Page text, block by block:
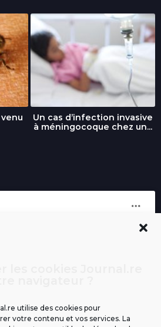
utilise des cookies pour
votre contenu et vos services. La
Un cas d’infection invasive
à méningocoque chez un...